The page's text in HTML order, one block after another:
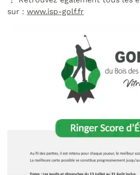
sur : www.isp-golf.fr